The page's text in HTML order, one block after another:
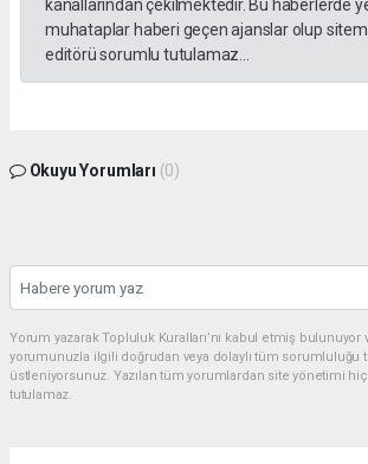
kanallarından çekilmektedir. Bu haberlerde
muhataplar haberi geçen ajanslar olup
editörü sorumlu tutulamaz...
Okuyu Yorumları (0)
Yorum yazarak Topluluk Kuralları’nı kabul etmiş bulunuyor
yorumunuzla ilgili doğrudan veya dolaylı tüm sorumluluğu
üstleniyorsunuz. Yazılan tüm yorumlardan site yönetimi
tutulamaz.